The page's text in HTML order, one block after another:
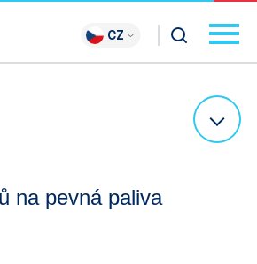
CZ
na pevná paliva